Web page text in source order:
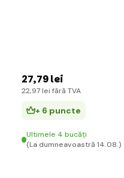
27,79 lei
22,97 lei fără TVA
+ 6 puncte
Ultimele 4 bucăți
(La dumneavoastră 14.08.)